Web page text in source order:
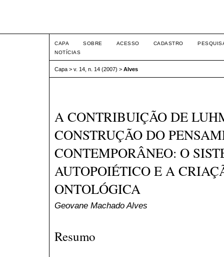
CAPA SOBRE ACESSO CADASTRO
NOTÍCIAS
Capa > v. 14, n. 14 (2007) > Alves
A CONTRIBUIÇÃO DE
CONSTRUÇÃO DO
CONTEMPORÂNEO: O
AUTOPOIÉTICO E A
ONTOLÓGICA
Geovane Machado Alves
Resumo